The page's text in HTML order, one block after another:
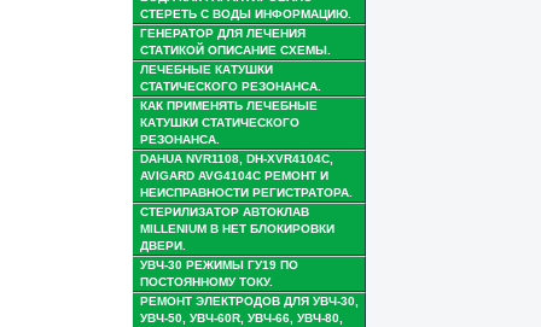
СТЕРЕТЬ С ВОДЫ ИНФОРМАЦИЮ.
ГЕНЕРАТОР ДЛЯ ЛЕЧЕНИЯ
СТАТИКОЙ ОПИСАНИЕ СХЕМЫ.
ЛЕЧЕБНЫЕ КАТУШКИ
СТАТИЧЕСКОГО РЕЗОНАНСА.
КАК ПРИМЕНЯТЬ ЛЕЧЕБНЫЕ
КАТУШКИ СТАТИЧЕСКОГО
РЕЗОНАНСА.
DAHUA NVR1108, DH-XVR4104C,
AVIGARD AVG4104C РЕМОНТ И
НЕИСПРАВНОСТИ РЕГИСТРАТОРА.
СТЕРИЛИЗАТОР АВТОКЛАВ
MILLENIUM B НЕТ БЛОКИРОВКИ
ДВЕРИ.
УВЧ-30 РЕЖИМЫ ГУ19 ПО
ПОСТОЯННОМУ ТОКУ.
РЕМОНТ ЭЛЕКТРОДОВ ДЛЯ УВЧ-30,
УВЧ-50, УВЧ-60R, УВЧ-66, УВЧ-80,